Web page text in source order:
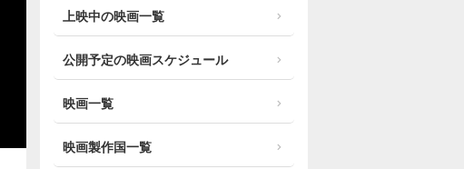
上映中の映画一覧
公開予定の映画スケジュール
映画一覧
映画製作国一覧